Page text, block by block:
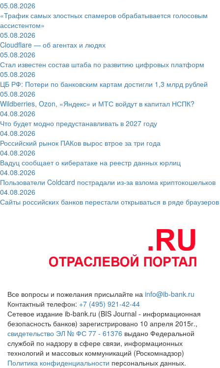
05.08.2026
«Трафик самых злостных спамеров обрабатывается голосовым
ассистентом»
05.08.2026
Cloudflare — об агентах и людях
05.08.2026
Стал известен состав штаба по развитию цифровых платформ
05.08.2026
ЦБ РФ: Потери по банковским картам достигли 1,3 млрд рублей
05.08.2026
Wildberries, Ozon, «Яндекс» и МТС войдут в капитал НСПК?
04.08.2026
Что будет модно предустанавливать в 2027 году
04.08.2026
Российский рынок ПАКов вырос втрое за три года
04.08.2026
Вадуц сообщает о кибератаке на реестр данных юрлиц
04.08.2026
Пользователи Coldcard пострадали из-за взлома криптокошельков
04.08.2026
Сайты российских банков перестали открываться в ряде браузеров
Все вопросы и пожелания присылайте на info@ib-bank.ru
Контактный телефон: +7 (495) 921-42-44
Сетевое издание ib-bank.ru (BIS Journal - информационная
безопасность банков) зарегистрировано 10 апреля 2015г.,
свидетельство ЭЛ № ФС 77 - 61376 выдано Федеральной
службой по надзору в сфере связи, информационных
технологий и массовых коммуникаций (Роскомнадзор)
Политика конфиденциальности персональных данных.